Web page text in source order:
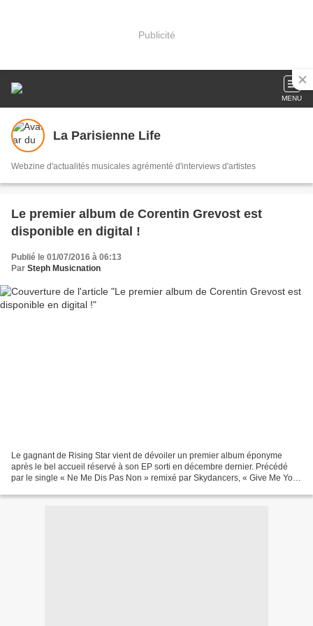
Publicité
MENU
La Parisienne Life
Webzine d'actualités musicales agrémenté d'interviews d'artistes
Le premier album de Corentin Grevost est
disponible en digital !
Publié le 01/07/2016 à 06:13
Par Steph Musicnation
Le gagnant de Rising Star vient de dévoiler un premier album éponyme
après le bel accueil réservé à son EP sorti en décembre dernier. Précédé
par le single « Ne Me Dis Pas Non » remixé par Skydancers, « Give Me Your